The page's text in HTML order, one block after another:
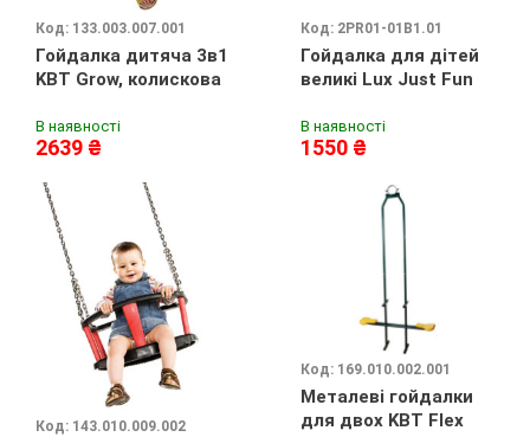
Код: 133.003.007.001
Гойдалка дитяча 3в1
KBT Grow, колискова
В наявності
2639 ₴
Код: 2PR01-01B1.01
Гойдалка для дітей
великі Lux Just Fun
В наявності
1550 ₴
Код: 143.010.009.002
Код: 169.010.002.001
Металеві гойдалки
для двох KBT Flex